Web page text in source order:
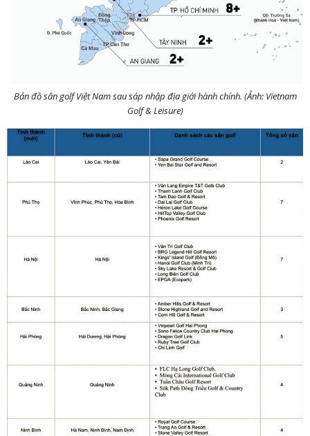
Bản đồ sân golf Việt Nam sau sáp nhập địa giới hành chính. (Ảnh: Vietnam
Golf & Leisure)